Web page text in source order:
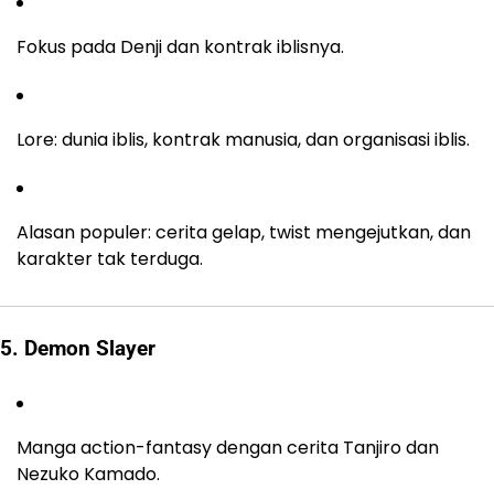
Fokus pada Denji dan kontrak iblisnya.
Lore: dunia iblis, kontrak manusia, dan organisasi iblis.
Alasan populer: cerita gelap, twist mengejutkan, dan
karakter tak terduga.
5. Demon Slayer
Manga action-fantasy dengan cerita Tanjiro dan
Nezuko Kamado.